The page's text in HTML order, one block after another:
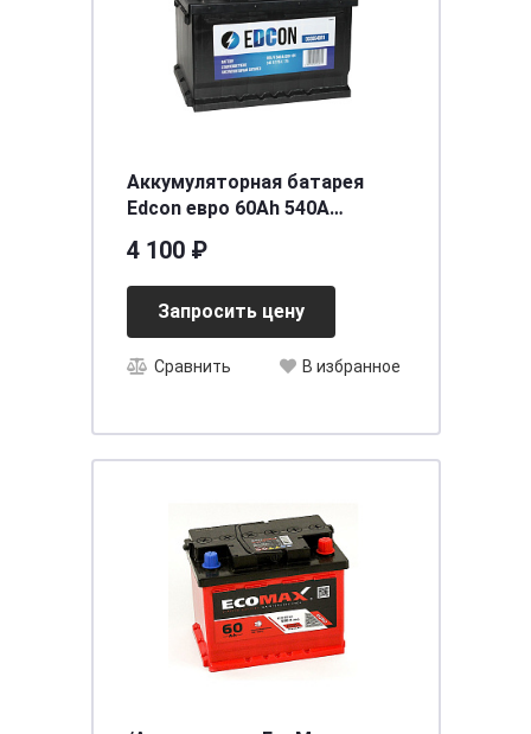
Аккумуляторная батарея
Edcon евро 60Ah 540A
4 100 ₽
Запросить цену
Сравнить В избранное